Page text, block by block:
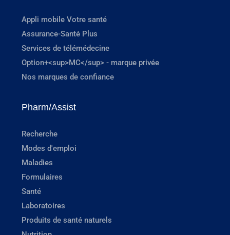
Appli mobile Votre santé
Assurance-Santé Plus
Services de télémédecine
Option+<sup>MC</sup> - marque privée
Nos marques de confiance
Pharm/Assist
Recherche
Modes d'emploi
Maladies
Formulaires
Santé
Laboratoires
Produits de santé naturels